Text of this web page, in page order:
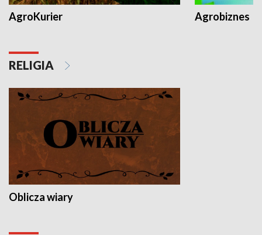
AgroKurier Agrobiznes
RELIGIA
Oblicza wiary